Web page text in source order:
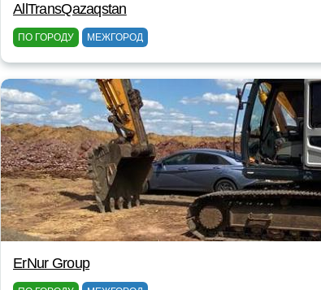
AllTransQazaqstan
ПО ГОРОДУ МЕЖГОРОД
ErNur Group